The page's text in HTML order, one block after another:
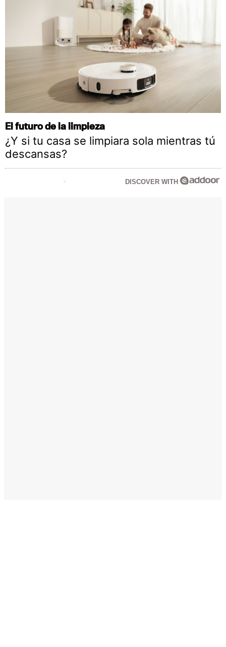
El futuro de la limpieza
¿Y si tu casa se limpiara sola mientras tú
descansas?
DISCOVER WITH